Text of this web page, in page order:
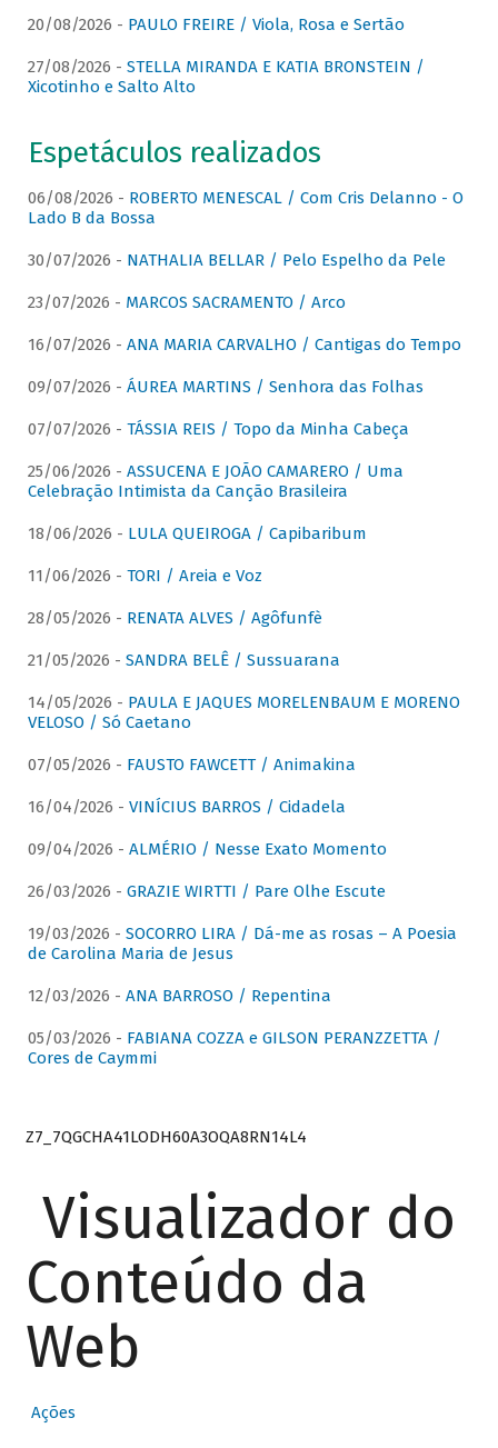
20/08/2026 - PAULO FREIRE / Viola, Rosa e Sertão
27/08/2026 - STELLA MIRANDA E KATIA BRONSTEIN /
Xicotinho e Salto Alto
Espetáculos realizados
06/08/2026 - ROBERTO MENESCAL / Com Cris Delanno - O
Lado B da Bossa
30/07/2026 - NATHALIA BELLAR / Pelo Espelho da Pele
23/07/2026 - MARCOS SACRAMENTO / Arco
16/07/2026 - ANA MARIA CARVALHO / Cantigas do Tempo
09/07/2026 - ÁUREA MARTINS / Senhora das Folhas
07/07/2026 - TÁSSIA REIS / Topo da Minha Cabeça
25/06/2026 - ASSUCENA E JOÃO CAMARERO / Uma
Celebração Intimista da Canção Brasileira
18/06/2026 - LULA QUEIROGA / Capibaribum
11/06/2026 - TORI / Areia e Voz
28/05/2026 - RENATA ALVES / Agôfunfè
21/05/2026 - SANDRA BELÊ / Sussuarana
14/05/2026 - PAULA E JAQUES MORELENBAUM E MORENO
VELOSO / Só Caetano
07/05/2026 - FAUSTO FAWCETT / Animakina
16/04/2026 - VINÍCIUS BARROS / Cidadela
09/04/2026 - ALMÉRIO / Nesse Exato Momento
26/03/2026 - GRAZIE WIRTTI / Pare Olhe Escute
19/03/2026 - SOCORRO LIRA / Dá-me as rosas – A Poesia
de Carolina Maria de Jesus
12/03/2026 - ANA BARROSO / Repentina
05/03/2026 - FABIANA COZZA e GILSON PERANZZETTA /
Cores de Caymmi
Z7_7QGCHA41LODH60A3OQA8RN14L4
Visualizador do
Conteúdo da
Web
Ações